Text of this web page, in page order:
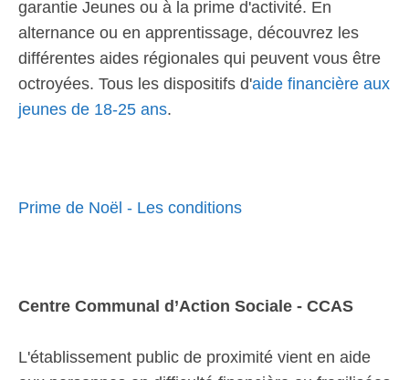
garantie Jeunes ou à la prime d'activité. En
alternance ou en apprentissage, découvrez les
différentes aides régionales qui peuvent vous être
octroyées. Tous les dispositifs d'aide financière aux
jeunes de 18-25 ans.
Prime de Noël - Les conditions
Centre Communal d’Action Sociale - CCAS
L'établissement public de proximité vient en aide